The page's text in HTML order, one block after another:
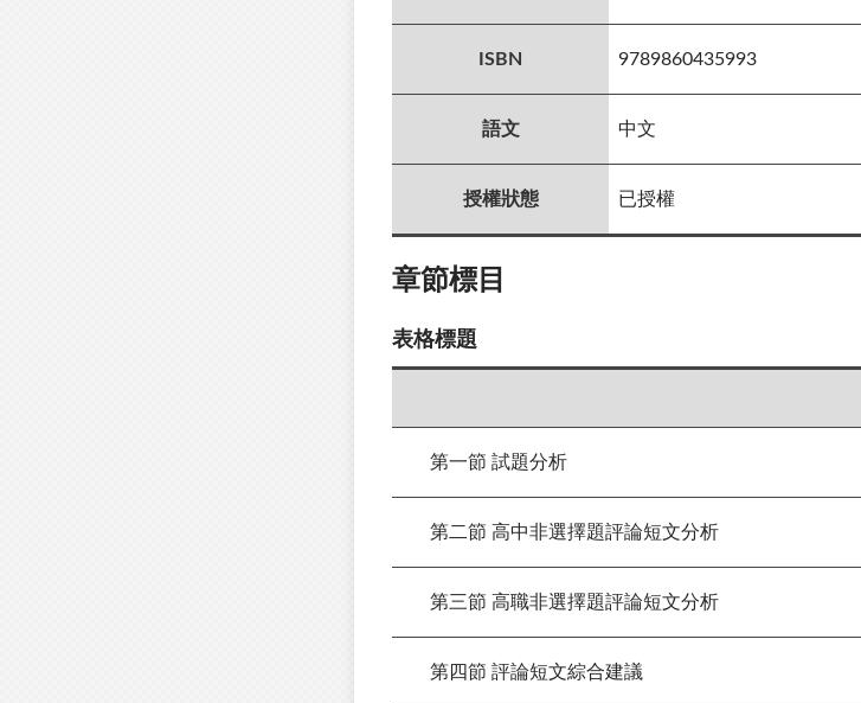
ISBN 9789860435993
語文 中文
授權狀態 已授權
章節標目
表格標題
第一節 試題分析
第二節 高中非選擇題評論短文分析
第三節 高職非選擇題評論短文分析
第四節 評論短文綜合建議